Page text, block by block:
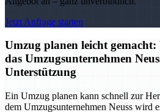
Jetzt Anfrage starten
Umzug planen leicht gemacht:
das Umzugsunternehmen
Unterstützung
Ein Umzug planen kann schnell zur
dem Umzugsunternehmen Neuss wird